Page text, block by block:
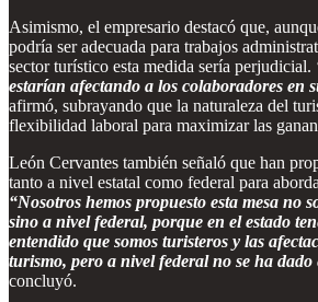
Asimismo, el empresario destacó que,
podría ser adecuada para trabajos
sector turístico esta medida sería perjudicial.
estarían afectando a los colaboradores en
afirmó, subrayando que la naturaleza del
flexibilidad laboral para maximizar las
León Cervantes también señaló que han
tanto a nivel estatal como federal para
“Nosotros hemos propuesto esta mesa no
sino a nivel federal, porque en el estado
entendido que somos turisteros y las
turismo, pero a nivel federal no se ha
concluyó.